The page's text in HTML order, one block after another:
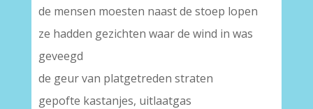
de mensen moesten naast de stoep lopen
ze hadden gezichten waar de wind in was
geveegd
de geur van platgetreden straten
gepofte kastanjes, uitlaatgas